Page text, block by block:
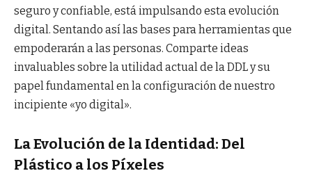
seguro y confiable, está impulsando esta evolución
digital. Sentando así las bases para herramientas que
empoderarán a las personas. Comparte ideas
invaluables sobre la utilidad actual de la DDL y su
papel fundamental en la configuración de nuestro
incipiente «yo digital».
La Evolución de la Identidad: Del
Plástico a los Píxeles